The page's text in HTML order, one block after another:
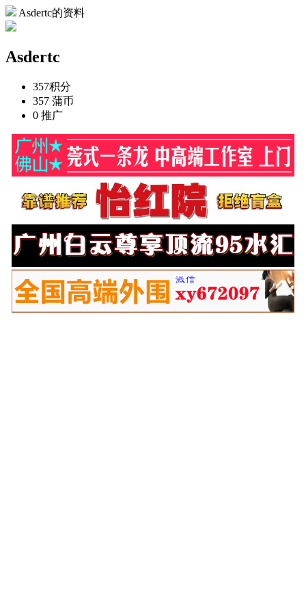
Asdertc的资料
Asdertc
357积分
357 蒲币
0 推广